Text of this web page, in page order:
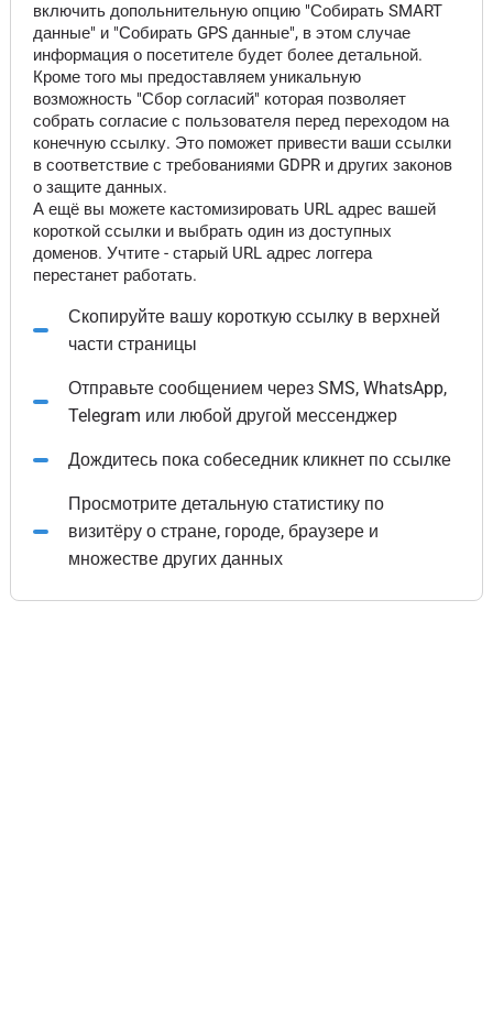
включить допольнительную опцию "Собирать SMART
данные" и "Собирать GPS данные", в этом случае
информация о посетителе будет более детальной.
Кроме того мы предоставляем уникальную
возможность "Сбор согласий" которая позволяет
собрать согласие с пользователя перед переходом на
конечную ссылку. Это поможет привести ваши ссылки
в соответствие с требованиями GDPR и других законов
о защите данных.
А ещё вы можете кастомизировать URL адрес вашей
короткой ссылки и выбрать один из доступных
доменов. Учтите - старый URL адрес логгера
перестанет работать.
Скопируйте вашу короткую ссылку в верхней
части страницы
Отправьте сообщением через SMS, WhatsApp,
Telegram или любой другой мессенджер
Дождитесь пока собеседник кликнет по ссылке
Просмотрите детальную статистику по
визитёру о стране, городе, браузере и
множестве других данных